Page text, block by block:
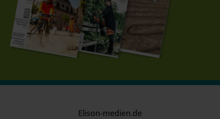
Elison-medien.de